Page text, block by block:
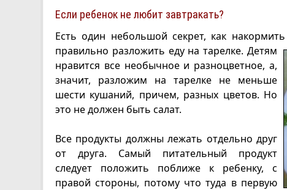
Если ребенок не любит завтракать?
Есть один небольшой секрет, как
правильно разложить еду на тарелке. Детям
нравится все необычное и разноцветное, а,
значит, разложим на тарелке не меньше
шести кушаний, причем, разных цветов. Но
это не должен быть салат.
Все продукты должны лежать отдельно друг
от друга. Самый питательный продукт
следует положить поближе к ребенку, с
правой стороны, потому что туда в первую